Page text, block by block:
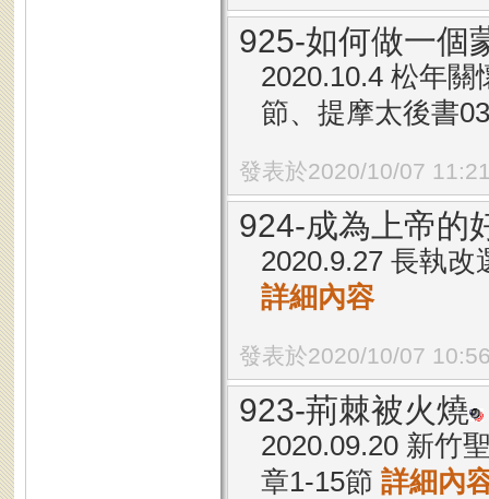
925-如何做一個
2020.10.4 松年
節、提摩太後書
發表於2020/10/07
924-成為上帝的
2020.9.27 長執
詳細內容
發表於2020/10/07
923-荊棘被火燒
2020.09.20 新竹
章1-15節 詳細內